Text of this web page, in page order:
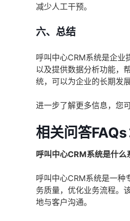
减少人工干预。
六、总结
呼叫中心CRM系统是企业
以及提供数据分析功能，
统，可以为企业的长期发
进一步了解更多信息，您
相关问答FAQs
呼叫中心CRM系统是什么
呼叫中心CRM系统是一种
务质量，优化业务流程。
地与客户沟通。